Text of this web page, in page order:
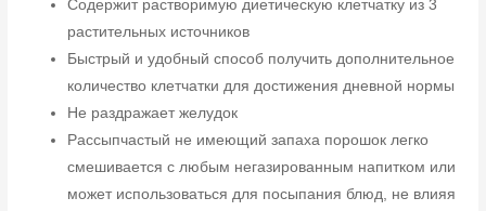
Содержит растворимую диетическую клетчатку из 3
растительных источников
Быстрый и удобный способ получить дополнительное
количество клетчатки для достижения дневной нормы
Не раздражает желудок
Рассыпчастый не имеющий запаха порошок легко
смешивается с любым негазированным напитком или
может использоваться для посыпания блюд, не влияя